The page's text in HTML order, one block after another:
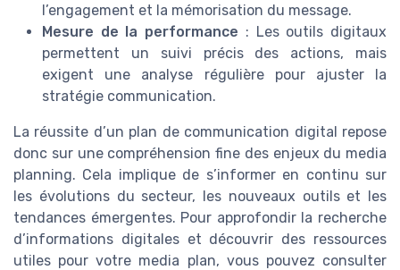
l’engagement et la mémorisation du message.
Mesure de la performance : Les outils digitaux
permettent un suivi précis des actions, mais
exigent une analyse régulière pour ajuster la
stratégie communication.
La réussite d’un plan de communication digital repose
donc sur une compréhension fine des enjeux du media
planning. Cela implique de s’informer en continu sur
les évolutions du secteur, les nouveaux outils et les
tendances émergentes. Pour approfondir la recherche
d’informations digitales et découvrir des ressources
utiles pour votre media plan, vous pouvez consulter